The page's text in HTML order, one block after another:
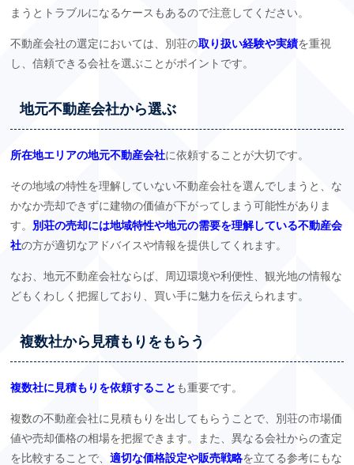
まうとトラブルになるケースもあるので注意してください。
不動産会社の選定においては、別荘の取り扱い経験や実績を重視
し、信頼できる会社を選ぶことがポイントです。
地元不動産会社から選ぶ
所在地エリアの地元不動産会社に依頼することが大切です。
その地域の特性を理解していない不動産会社を選んでしまうと、な
かなか売却できずに建物の価値が下がってしまう可能性がありま
す。 別荘の売却には地域特性や地元の需要を理解している不動産会
社の方が適切なアドバイスや情報を提供してくれます。
なお、地元不動産会社ならば、周辺環境や利便性、観光地の情報な
どもくわしく把握しており、買い手に魅力を伝えられます。
複数社から見積もりをもらう
複数社に見積もりを依頼すること も重要です。
複数の不動産会社に見積もりを出してもらうことで、別荘の市場価
値や売却価格の相場を把握できます。また、異なる会社からの査定
を比較することで、適切な価格設定や販売戦略を立てる参考にもな